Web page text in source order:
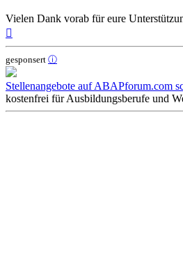
Vielen Dank vorab für eure
gesponsert ⓘ
Stellenangebote auf ABAPforum.com
kostenfrei für Ausbildungsberufe und